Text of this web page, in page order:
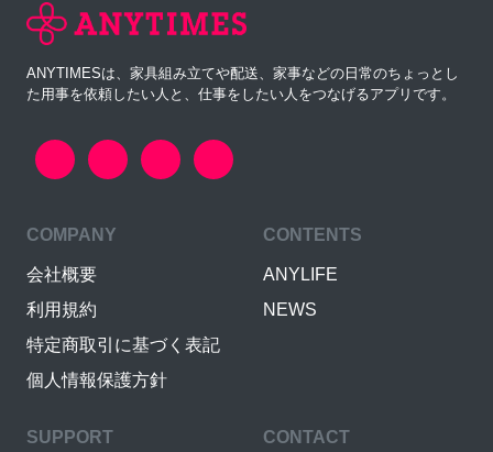
ANYTIMESは、家具組み立てや配送、家事などの日常のちょっとし
た用事を依頼したい人と、仕事をしたい人をつなげるアプリです。
COMPANY
会社概要
利用規約
特定商取引に基づく表記
個人情報保護方針
CONTENTS
ANYLIFE
NEWS
SUPPORT CONTACT